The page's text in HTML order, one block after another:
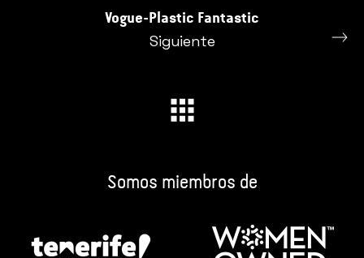
Vogue-Plastic Fantastic
Siguiente
Somos miembros de